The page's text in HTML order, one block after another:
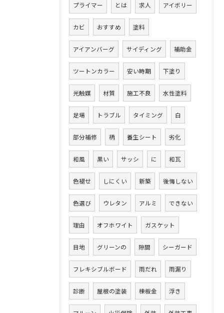
プライマー とは 求人 アイボリー
カビ おすすめ 塗料
アイアンバーグ サイディング 補助金
ツートンカラー 安い時期 下塗り
光触媒 材質 施工不良 水性塗料
足場 トラブル タイミング 白
部分補修 柄 養生シート 劣化
和風 黒い サッシ に 和瓦
色褪せ しにくい 新築 後悔しない
色選び ウレタン アルミ できない
理由 オフホワイト ガスケット
目地 グリーンの 隙間 シーガード
フレキシブルボード 雨だれ 雨漏り
診断 屋根の塗装 棟板金 浮き